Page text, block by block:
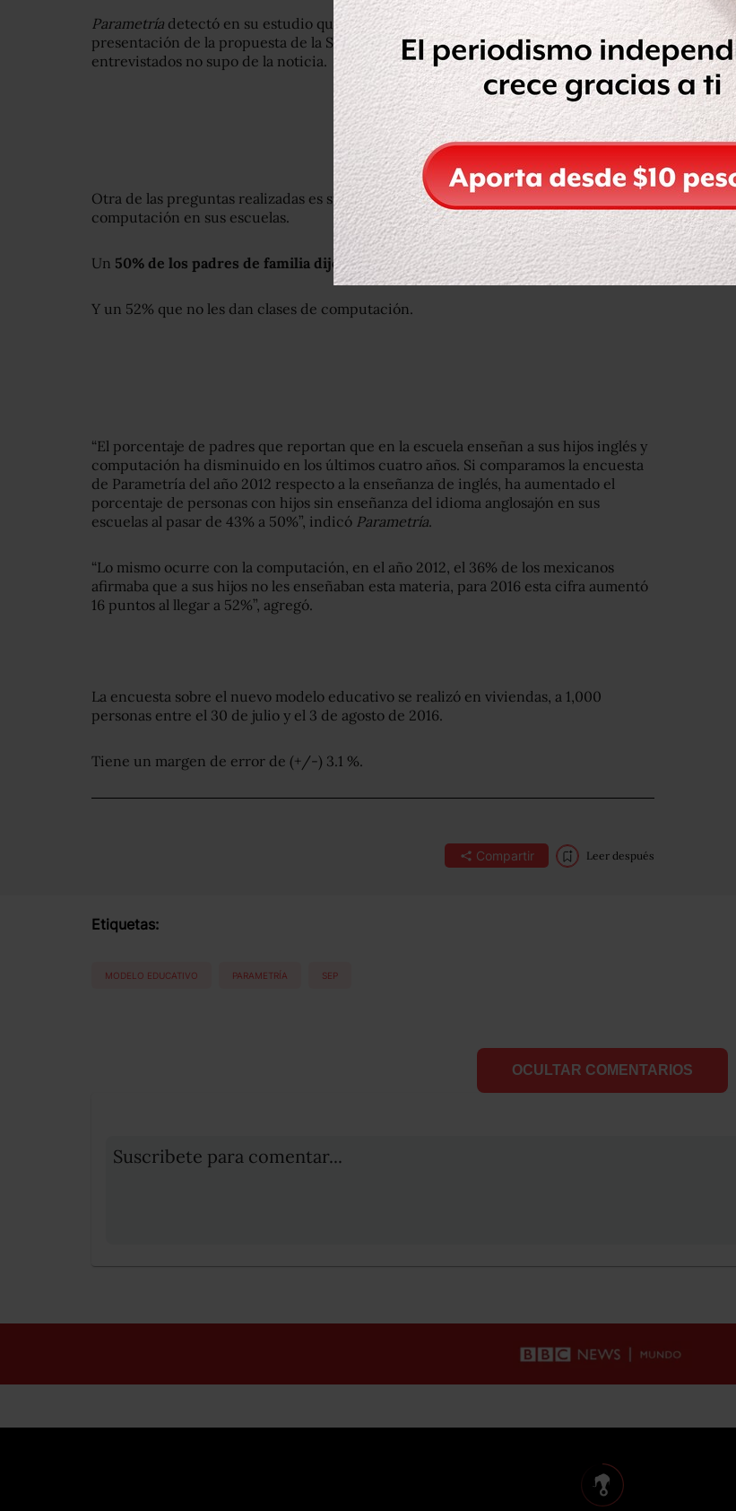
Parametría detectó en su estudio que 58% de las personas se enteraron de la
presentación de la propuesta de la Secretaría de Educación, y un 42% de los
entrevistados no supo de la noticia.
Otra de las preguntas realizadas es si a los alumnos se les enseña inglés y
computación en sus escuelas.
Un 50% de los padres de familia dijo que sus hijos no tienen enseñanza de inglés.
Y un 52% que no les dan clases de computación.
“El porcentaje de padres que reportan que en la escuela enseñan a sus hijos inglés y
computación ha disminuido en los últimos cuatro años. Si comparamos la encuesta
de Parametría del año 2012 respecto a la enseñanza de inglés, ha aumentado el
porcentaje de personas con hijos sin enseñanza del idioma anglosajón en sus
escuelas al pasar de 43% a 50%”, indicó Parametría.
“Lo mismo ocurre con la computación, en el año 2012, el 36% de los mexicanos
afirmaba que a sus hijos no les enseñaban esta materia, para 2016 esta cifra aumentó
16 puntos al llegar a 52%”, agregó.
La encuesta sobre el nuevo modelo educativo se realizó en viviendas, a 1,000
personas entre el 30 de julio y el 3 de agosto de 2016.
Tiene un margen de error de (+/-) 3.1 %.
Compartir Leer después
Etiquetas:
MODELO EDUCATIVO PARAMETRÍA SEP
OCULTAR COMENTARIOS
Suscribete para comentar...